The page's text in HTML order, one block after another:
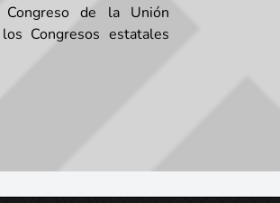
de la Unión
Congresos estatales